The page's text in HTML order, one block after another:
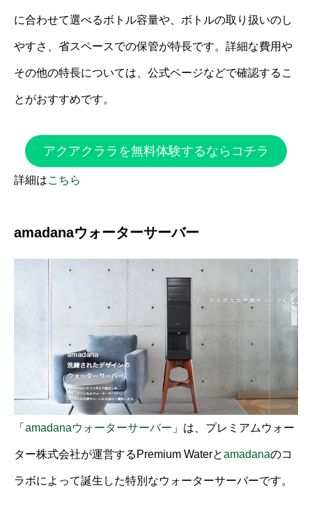
に合わせて選べるボトル容量や、ボトルの取り扱いのし
やすさ、省スペースでの保管が特長です。詳細な費用や
その他の特長については、公式ページなどで確認するこ
とがおすすめです。
アクアクララを無料体験するならコチラ
詳細はこちら
amadanaウォーターサーバー
「 amadanaウォーターサーバー 」は、プレミアムウォー
ター株式会社が運営するPremium Waterとamadanaのコ
ラボによって誕生した特別なウォーターサーバーです。